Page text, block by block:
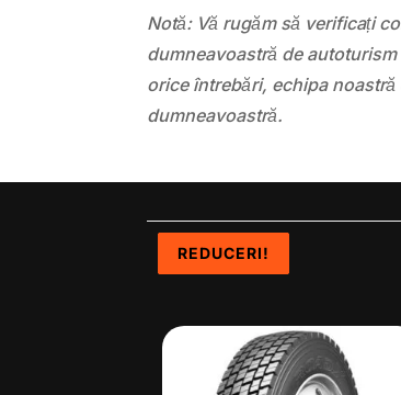
Notă: Vă rugăm să verificați
dumneavoastră de
orice întrebări, echipa
dumneavoastră.
REDUCERI!
REDUCERI!
REDUCERI!
REDUCERI!